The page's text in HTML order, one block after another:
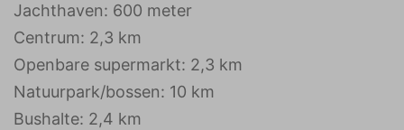
Jachthaven: 600 meter
Centrum: 2,3 km
Openbare supermarkt: 2,3 km
Natuurpark/bossen: 10 km
Bushalte: 2,4 km